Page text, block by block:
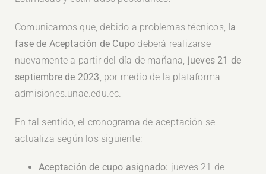
Comunicamos que, debido a problemas técnicos, la
fase de Aceptación de Cupo deberá realizarse
nuevamente a partir del día de mañana, jueves 21 de
septiembre de 2023, por medio de la plataforma
admisiones.unae.edu.ec.
En tal sentido, el cronograma de aceptación se
actualiza según los siguiente:
Aceptación de cupo asignado: jueves 21 de